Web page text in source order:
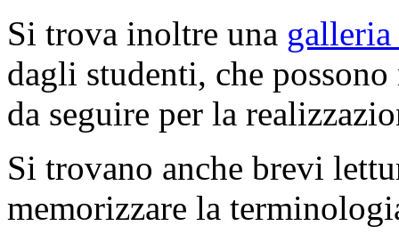
Si trova inoltre una
dagli studenti, che
da seguire per la
Si trovano anche brevi
memorizzare la